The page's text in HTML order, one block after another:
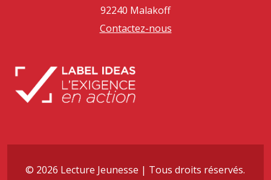
92240 Malakoff
Contactez-nous
© 2026 Lecture Jeunesse | Tous droits réservés.